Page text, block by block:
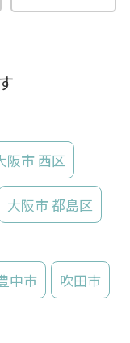
阪市 西区
大阪市 都島区
中市 吹田市